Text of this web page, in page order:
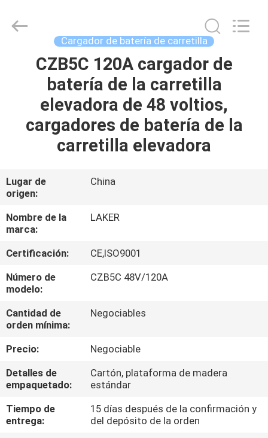
INICIO
PRODUCTOS
SOBRE
VISITA
A
LA
FÁBRICA
CONTROL
DE
CONTACTO
NOTICIAS
LAKER
Cargador de batería de carretilla
CZB5C 120A cargador de
batería de la carretilla
elevadora de 48 voltios,
cargadores de batería de la
carretilla elevadora
Lugar de
origen:
China
Nombre de la
marca:
LAKER
Certificación:
CE,ISO9001
Número de
modelo:
CZB5C 48V/120A
Cantidad de
orden mínima:
Negociables
Precio:
Negociable
Detalles de
empaquetado:
Cartón, plataforma de madera
estándar
Tiempo de
entrega:
15 días después de la confirmación y
del depósito de la orden